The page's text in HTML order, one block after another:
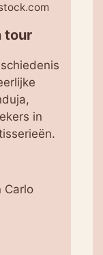
tour
in
Carlo